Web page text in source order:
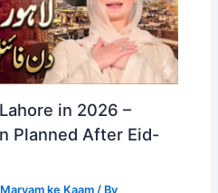
in 2026 –
Planned After Eid-
Maryam ke Kaam / By